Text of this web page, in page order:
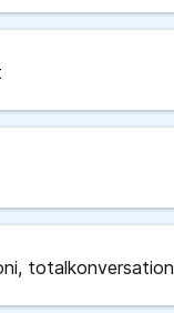
totalkonversation